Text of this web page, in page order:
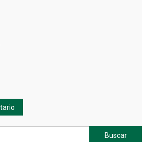
Buscar: